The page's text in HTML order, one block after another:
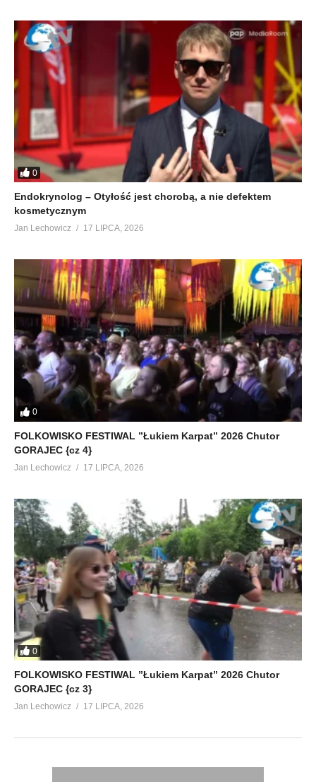
0
Endokrynolog – Otyłość jest chorobą, a nie defektem
kosmetycznym
Jan Lechowicz 17 LIPCA, 2026
0
FOLKOWISKO FESTIWAL ”Łukiem Karpat” 2026 Chutor
GORAJEC {cz 4}
Jan Lechowicz 17 LIPCA, 2026
0
FOLKOWISKO FESTIWAL ”Łukiem Karpat” 2026 Chutor
GORAJEC {cz 3}
Jan Lechowicz 17 LIPCA, 2026